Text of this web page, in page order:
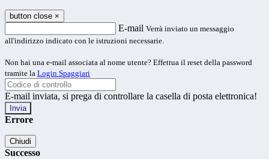
button close ×
E-mail Verrà inviato un messaggio
all'indirizzo indicato con le istruzioni necessarie.
Non hai una e-mail associata al nome utente? Effettua il reset della password
tramite la Login Spaggiari
E-mail inviata, si prega di controllare la casella di posta elettronica!
Errore
Chiudi
Successo